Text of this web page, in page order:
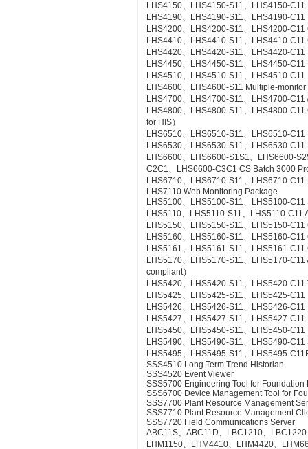
LHS4150、LHS4150-S11、LHS4150-
LHS4190、LHS4190-S11、LHS4190-
LHS4200、LHS4200-S11、LHS4200-
LHS4410、LHS4410-S11、LHS4410-
LHS4420、LHS4420-S11、LHS4420-
LHS4450、LHS4450-S11、LHS4450-
LHS4510、LHS4510-S11、LHS4510-
LHS4600、LHS4600-S11 Multiple-
LHS4700、LHS4700-S11、LHS4700-
LHS4800、LHS4800-S11、LHS4800-
for HIS）
LHS6510、LHS6510-S11、LHS6510-
LHS6530、LHS6530-S11、LHS6530-
LHS6600、LHS6600-S1S1、LHS6600-
C2C1、LHS6600-C3C1 CS Batch 3000
LHS6710、LHS6710-S11、LHS6710-
LHS7110 Web Monitoring Package
LHS5100、LHS5100-S11、LHS5100-
LHS5110、LHS5110-S11、LHS5110-C11
LHS5150、LHS5150-S11、LHS5150-
LHS5160、LHS5160-S11、LHS5160-
LHS5161、LHS5161-S11、LHS5161-
LHS5170、LHS5170-S11、LHS5170-
compliant）
LHS5420、LHS5420-S11、LHS5420-C11
LHS5425、LHS5425-S11、LHS5425-
LHS5426、LHS5426-S11、LHS5426-
LHS5427、LHS5427-S11、LHS5427-
LHS5450、LHS5450-S11、LHS5450-
LHS5490、LHS5490-S11、LHS5490-
LHS5495、LHS5495-S11、LHS5495-
SSS4510 Long Term Trend Historian
SSS4520 Event Viewer
SSS5700 Engineering Tool for Foundation
SSS6700 Device Management Tool for
SSS7700 Plant Resource Management
SSS7710 Plant Resource Management
SSS7720 Field Communications Server
ABC11S、ABC11D、LBC1210、
LHM1150、LHM4410、LHM4420、